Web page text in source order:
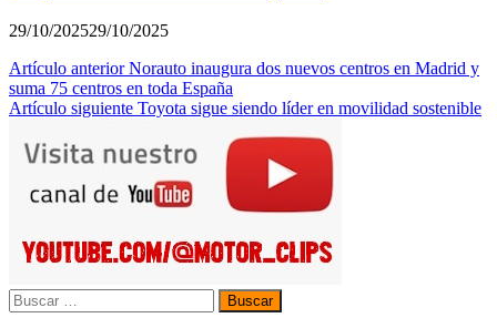
29/10/202529/10/2025
Navegación
de
Artículo anterior Norauto inaugura dos nuevos centros en Madrid y
suma 75 centros en toda España
Artículo siguiente Toyota sigue siendo líder en movilidad sostenible
Buscar: